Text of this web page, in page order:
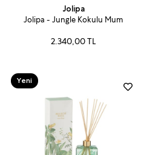
Jolipa
Jolipa - Jungle Kokulu Mum
2.340,00 TL
Yeni